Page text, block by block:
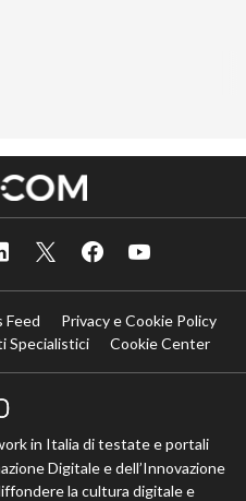
Feed
Privacy e Cookie Policy
Specialistici
Cookie Center
in Italia di testate e portali
Digitale e dell’Innovazione
la cultura digitale e